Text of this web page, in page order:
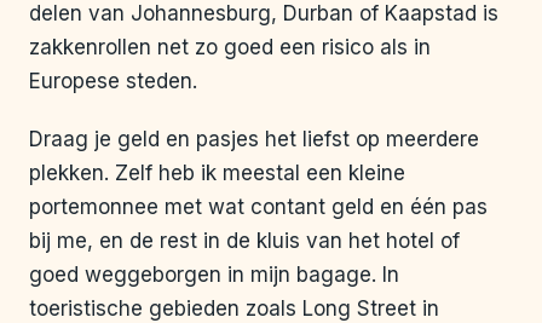
delen van Johannesburg, Durban of Kaapstad is
zakkenrollen net zo goed een risico als in
Europese steden.
Draag je geld en pasjes het liefst op meerdere
plekken. Zelf heb ik meestal een kleine
portemonnee met wat contant geld en één pas
bij me, en de rest in de kluis van het hotel of
goed weggeborgen in mijn bagage. In
toeristische gebieden zoals Long Street in